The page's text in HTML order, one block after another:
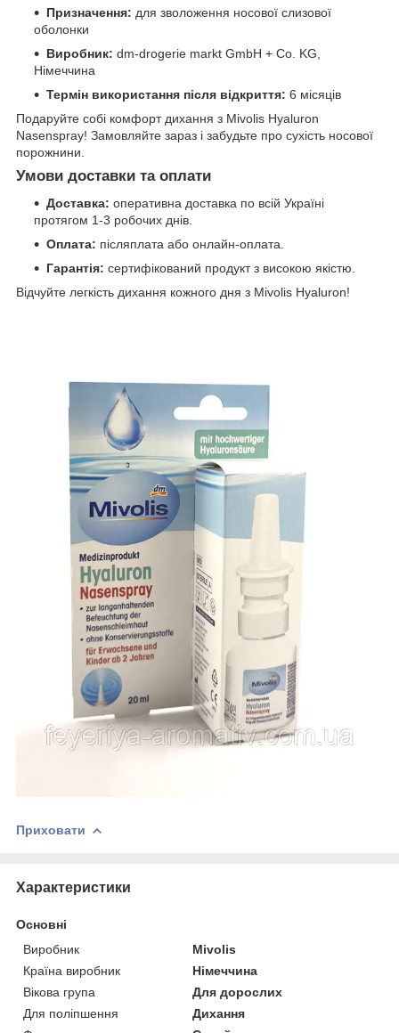
Призначення: для зволоження носової слизової
оболонки
Виробник: dm-drogerie markt GmbH + Co. KG,
Німеччина
Термін використання після відкриття: 6 місяців
Подаруйте собі комфорт дихання з Mivolis Hyaluron
Nasenspray! Замовляйте зараз і забудьте про сухість носової
порожнини.
Умови доставки та оплати
Доставка: оперативна доставка по всій Україні
протягом 1-3 робочих днів.
Оплата: післяплата або онлайн-оплата.
Гарантія: сертифікований продукт з високою якістю.
Відчуйте легкість дихання кожного дня з Mivolis Hyaluron!
Приховати
Характеристики
Основні
Виробник
Mivolis
Країна виробник
Німеччина
Вікова група
Для дорослих
Для поліпшення
Дихання